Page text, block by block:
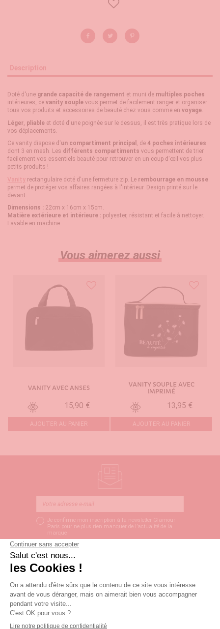
Description
Doté d'une grande capacité de rangement et muni de multiples poches
intérieures, ce vanity souple vous permet de facilement ranger et organiser
tous vos produits et accessoires de beauté chez vous comme en voyage.
Léger pliable et doté d'une poignée sur le dessus, il est très pratique lors de
vos déplacements.
Ce vanity dispose d'un compartiment principal , de 4 poches intérieures
dont 3 en mesh. Les différents compartiments vous permettent de trier
facilement vos essentiels beauté pour retrouver en un coup d'œil vos plus
petits produits !
Vanity rectangulaire doté d'une fermeture zip. Le rembourrage en mousse
permet de protéger vos affaires rangées à l'intérieur. Design printé sur le
devant.
Dimensions : 22cm x 16cm x 15cm.
Matière extérieure et intérieure : polyester, résistant et facile à nettoyer.
Lavable en machine.
Vous aimerez aussi
VANITY AVEC ANSES
15,90 €
AJOUTER AU PANIER
VANITY SOUPLE AVEC
IMPRIMÉ
13,95 €
AJOUTER AU PANIER
Je confirme mon inscription à la newsletter Glamour
Paris pour ne plus rien manquer de l’actualité de la
marque
LIVRAISON SOUS 3 PAIEMENT SÉCURISÉ